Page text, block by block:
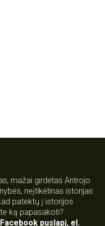
mažai girdėtas Antrojo
neįtikėtinas istorijas
patektų į istorijos
ką papasakoti?
Facebook puslapį, el.